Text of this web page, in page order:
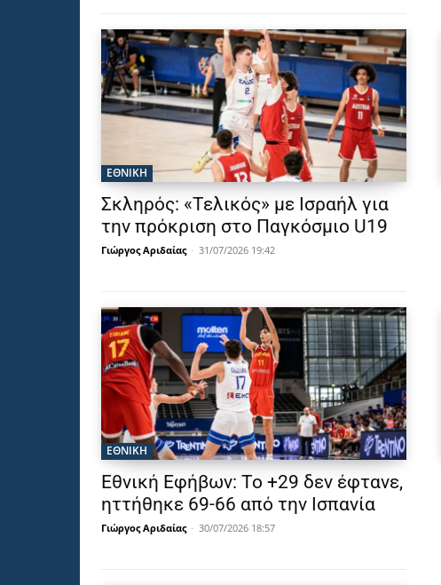
ΕΘΝΙΚΉ
Σκληρός: «Τελικός» με Ισραήλ για
την πρόκριση στο Παγκόσμιο U19
Γιώργος Αριδαίας - 31/07/2026 19:42
ΕΘΝΙΚΉ
Εθνική Εφήβων: Το +29 δεν έφτανε,
ηττήθηκε 69-66 από την Ισπανία
Γιώργος Αριδαίας - 30/07/2026 18:57